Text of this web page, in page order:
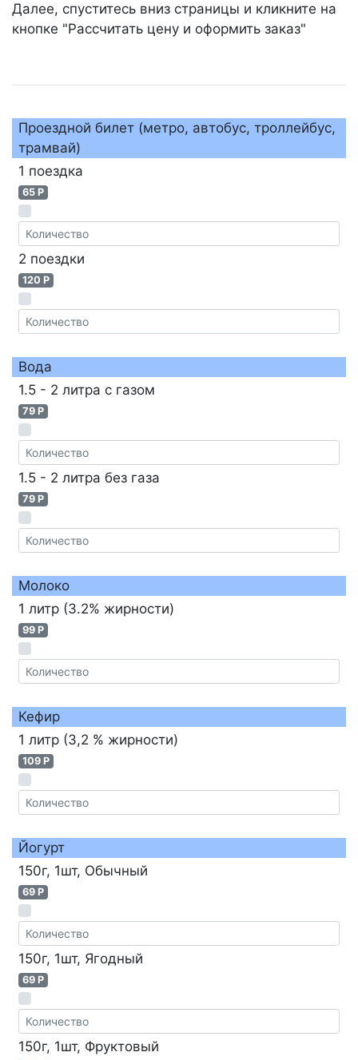
Далее, спуститесь вниз страницы и кликните на
кнопке "Рассчитать цену и оформить заказ"
Проездной билет (метро, автобус, троллейбус,
трамвай)
1 поездка
65 P
2 поездки
120 P
Вода
1.5 - 2 литра с газом
79 P
1.5 - 2 литра без газа
79 P
Молоко
1 литр (3.2% жирности)
99 P
Кефир
1 литр (3,2 % жирности)
109 P
Йогурт
150г, 1шт, Обычный
69 P
150г, 1шт, Ягодный
69 P
150г, 1шт, Фруктовый